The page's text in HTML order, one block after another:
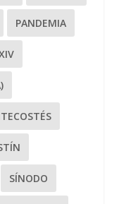
PANDEMIA
SÍNODO